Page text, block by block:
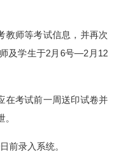
教师等考试信息，并再次
及学生于2月6号—2月12
在考试前一周送印试卷并
前录入系统。